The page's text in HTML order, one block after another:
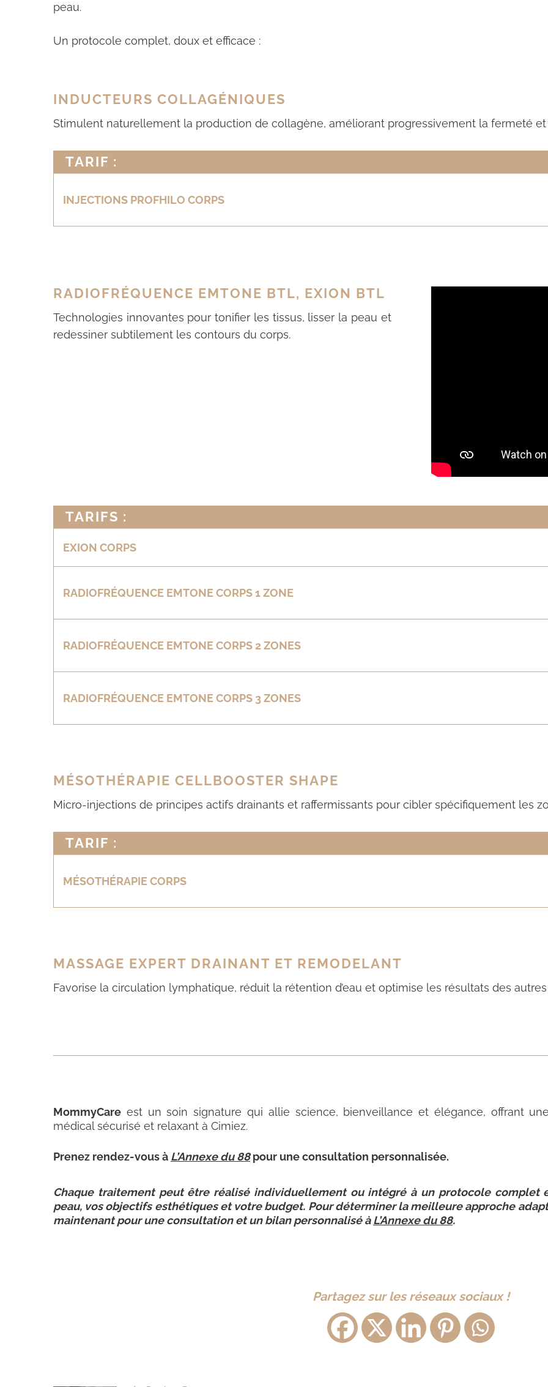
peau.
Un protocole complet, doux et efficace :
INDUCTEURS COLLAGÉNIQUES
Stimulent naturellement la production de collagène, améliorant progressivement la fermeté et
TARIF :
INJECTIONS PROFHILO CORPS
RADIOFRÉQUENCE EMTONE BTL, EXION BTL
Technologies innovantes pour tonifier les tissus, lisser la peau et
redessiner subtilement les contours du corps.
TARIFS :
EXION CORPS
RADIOFRÉQUENCE EMTONE CORPS 1 ZONE
RADIOFRÉQUENCE EMTONE CORPS 2 ZONES
RADIOFRÉQUENCE EMTONE CORPS 3 ZONES
MÉSOTHÉRAPIE CELLBOOSTER SHAPE
Micro-injections de principes actifs drainants et raffermissants pour cibler spécifiquement les
TARIF :
MÉSOTHÉRAPIE CORPS
MASSAGE EXPERT DRAINANT ET REMODELANT
Favorise la circulation lymphatique, réduit la rétention d’eau et optimise les résultats des
MommyCare est un soin signature qui allie science, bienveillance et élégance, offrant
médical sécurisé et relaxant à Cimiez.
Prenez rendez-vous à L’Annexe du 88pour une consultation personnalisée.
Chaque traitement peut être réalisé individuellement ou intégré à un protocole complet
peau, vos objectifs esthétiques et votre budget. Pour déterminer la meilleure approche
maintenant pour une consultation et un bilan personnalisé àL’Annexe du 88.
Partagez sur les réseaux sociaux !